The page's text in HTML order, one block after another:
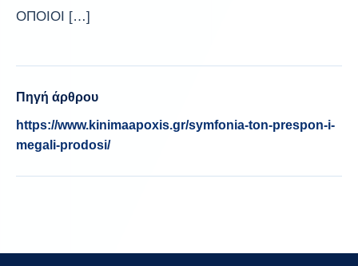
ΟΠΟΙΟΙ […]
Πηγή άρθρου
https://www.kinimaapoxis.gr/symfonia-ton-prespon-i-
megali-prodosi/